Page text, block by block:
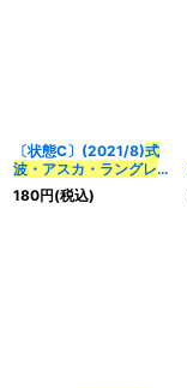
〔状態C〕(2021/8)式
波・アスカ・ラングレ
ー-テストスーツ-
{CB21-X04}《赤》
180円(税込)